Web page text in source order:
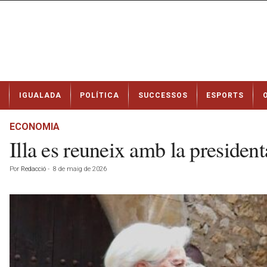
t
IGUALADA POLÍTICA SUCCESSOS ESPORTS
ECONOMIA
Illa es reuneix amb la
Por Redacció - 8 de maig de 2026